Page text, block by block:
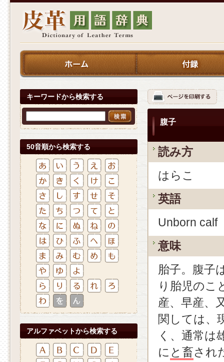
キーワードから検索する
50音順から検索する
アルファベットから検索する
腹子
読み方
はらこ
英語
Unborn calf
意味
胎子。腹子
り胎児のこ
産、早産、
関しては、
く、通常は
に と畜され